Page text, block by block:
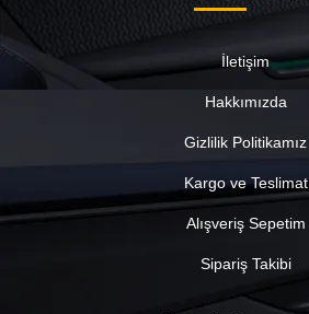
İletişim
Hakkımızda
Gizlilik Politikamız
Kargo ve Teslimat
Alışveriş Sepetim
Sipariş Takibi